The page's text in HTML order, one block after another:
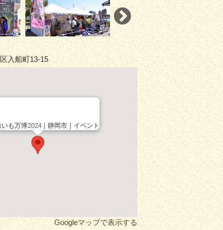
入船町13-15
も万博2024｜静岡市｜イベント
Googleマップで表示する